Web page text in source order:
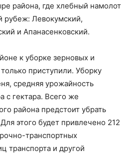
района, где хлебный намолот
рубеж: Левокумский,
и Апанасенковский.
к уборке зерновых и
приступили. Уборку
средняя урожайность
с гектара. Всего же
района предстоит убрать
этого будет привлечено 212
транспортных
транспорта и другой